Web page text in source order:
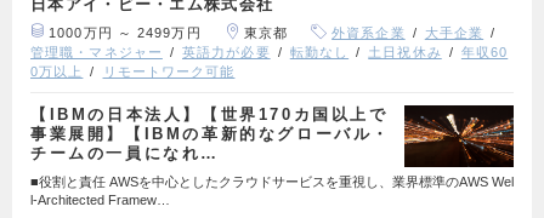
日本アイ・ビー・エム株式会社
1000万円 ～ 2499万円 東京都 外資系企業
大手企業
管理職・マネジャー
英語力が必要 転勤なし 土日祝休み
年収60
0万以上
リモートワーク可能
【IBMの日本法人】【世界170カ国以上で
事業展開】【IBMの革新的なグローバル・
チームの一員になれ…
■役割と責任 AWSを中心としたクラウドサービスを重視し、業界標準のAWS Wel
l-Architected Framew…